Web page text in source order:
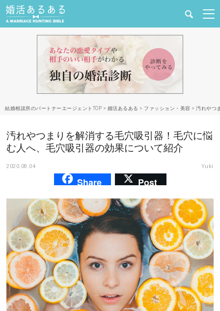
合コン・街コン
マッチングアプリ
あるある
その他
ドキドキ
仕事とキャリア
結婚相談所のパートナーエージェントTOP > 婚活あるある > ファッション・美容 > 汚れやつ
汚れやつまりを解消する毛穴吸引器！毛穴に悩
む人へ、毛穴吸引器の効果について紹介
2020.08.04 Yuki
Share Post